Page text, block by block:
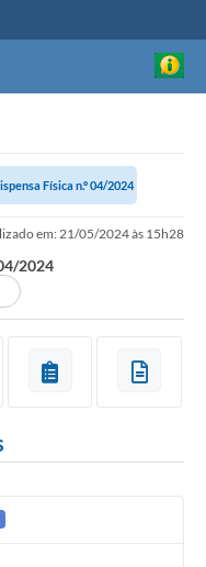
Física n.º 04/2024
em: 21/05/2024 às 15h28
2024